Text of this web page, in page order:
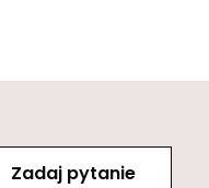
Zadaj pytanie